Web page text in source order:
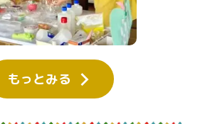
もっとみる